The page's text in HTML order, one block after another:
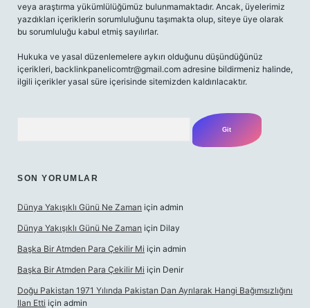
veya araştırma yükümlülüğümüz bulunmamaktadır. Ancak, üyelerimiz
yazdıkları içeriklerin sorumluluğunu taşımakta olup, siteye üye olarak
bu sorumluluğu kabul etmiş sayılırlar.
Hukuka ve yasal düzenlemelere aykırı olduğunu düşündüğünüz
içerikleri, backlinkpanelicomtr@gmail.com adresine bildirmeniz halinde,
ilgili içerikler yasal süre içerisinde sitemizden kaldırılacaktır.
SON YORUMLAR
Dünya Yakışıklı Günü Ne Zaman için admin
Dünya Yakışıklı Günü Ne Zaman için Dilay
Başka Bir Atmden Para Çekilir Mi için admin
Başka Bir Atmden Para Çekilir Mi için Denir
Doğu Pakistan 1971 Yılında Pakistan Dan Ayrılarak Hangi Bağımsızlığını
Ilan Etti için admin